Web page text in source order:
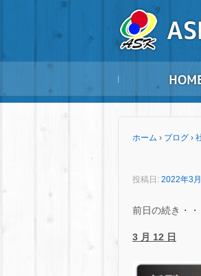
ホーム › ブログ ›
投稿日: 2022年3
前日の続き・・
3 月 12 日